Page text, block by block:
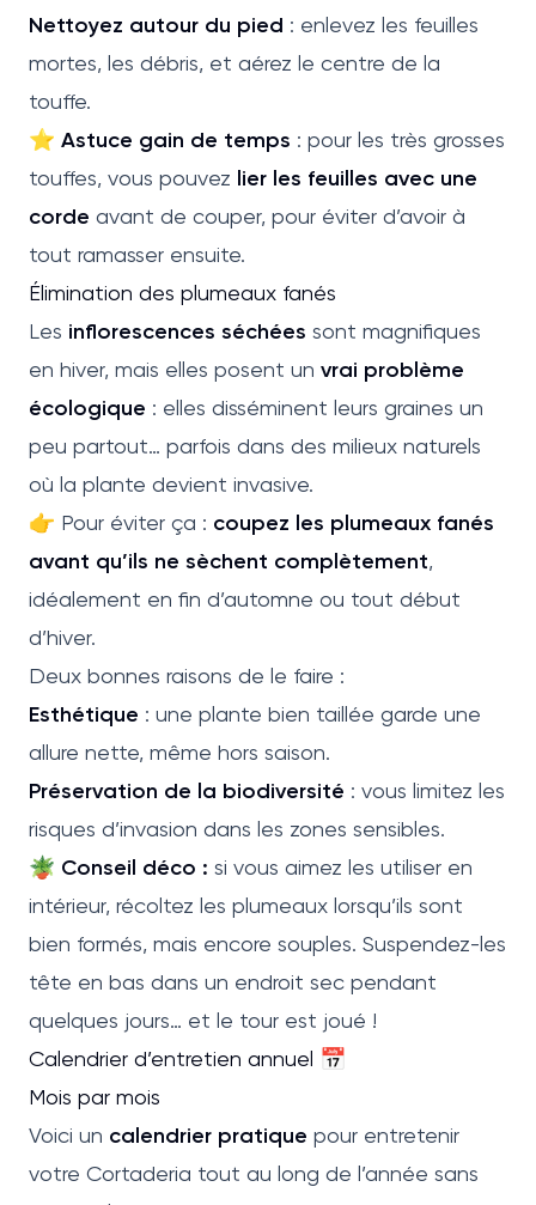
Nettoyez autour du pied : enlevez les feuilles
mortes, les débris, et aérez le centre de la
touffe.
⭐ Astuce gain de temps : pour les très grosses
touffes, vous pouvez lier les feuilles avec une
corde avant de couper, pour éviter d’avoir à
tout ramasser ensuite.
Élimination des plumeaux fanés
Les inflorescences séchées sont magnifiques
en hiver, mais elles posent un vrai problème
écologique : elles disséminent leurs graines un
peu partout… parfois dans des milieux naturels
où la plante devient invasive.
👉 Pour éviter ça : coupez les plumeaux fanés
avant qu’ils ne sèchent complètement,
idéalement en fin d’automne ou tout début
d’hiver.
Deux bonnes raisons de le faire :
Esthétique : une plante bien taillée garde une
allure nette, même hors saison.
Préservation de la biodiversité : vous limitez les
risques d’invasion dans les zones sensibles.
🪴 Conseil déco : si vous aimez les utiliser en
intérieur, récoltez les plumeaux lorsqu’ils sont
bien formés, mais encore souples. Suspendez-les
tête en bas dans un endroit sec pendant
quelques jours… et le tour est joué !
Calendrier d’entretien annuel 📅
Mois par mois
Voici un calendrier pratique pour entretenir
votre Cortaderia tout au long de l’année sans